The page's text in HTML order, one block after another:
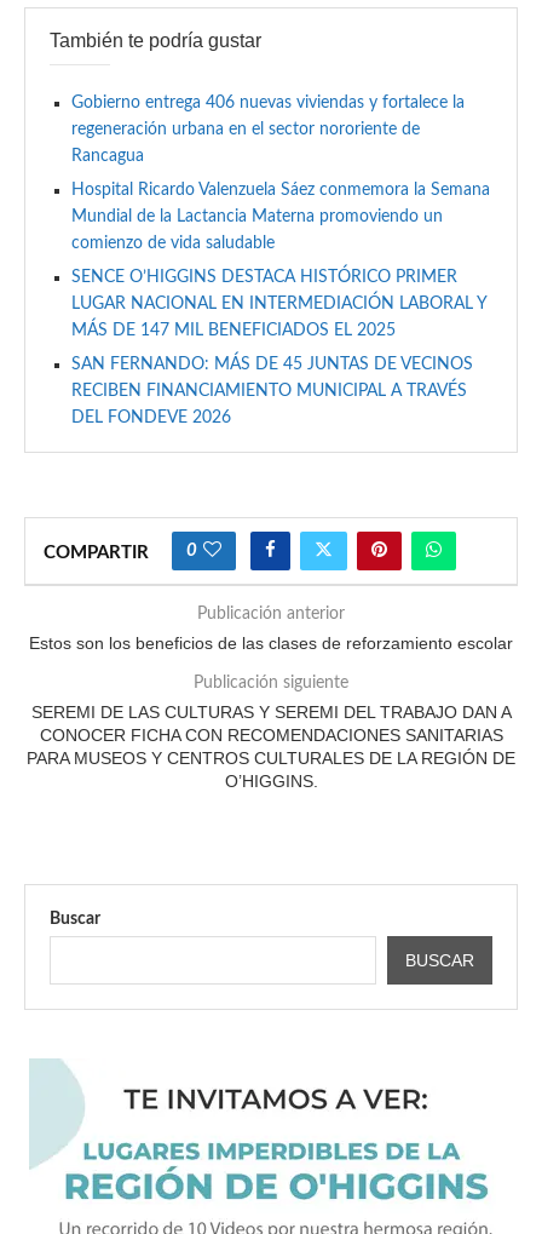
También te podría gustar
Gobierno entrega 406 nuevas viviendas y fortalece la
regeneración urbana en el sector nororiente de
Rancagua
Hospital Ricardo Valenzuela Sáez conmemora la Semana
Mundial de la Lactancia Materna promoviendo un
comienzo de vida saludable
SENCE O’HIGGINS DESTACA HISTÓRICO PRIMER
LUGAR NACIONAL EN INTERMEDIACIÓN LABORAL Y
MÁS DE 147 MIL BENEFICIADOS EL 2025
SAN FERNANDO: MÁS DE 45 JUNTAS DE VECINOS
RECIBEN FINANCIAMIENTO MUNICIPAL A TRAVÉS
DEL FONDEVE 2026
COMPARTIR 0
Publicación anterior
Estos son los beneficios de las clases de reforzamiento escolar
Publicación siguiente
SEREMI DE LAS CULTURAS Y SEREMI DEL TRABAJO DAN A
CONOCER FICHA CON RECOMENDACIONES SANITARIAS
PARA MUSEOS Y CENTROS CULTURALES DE LA REGIÓN DE
O’HIGGINS.
Buscar
BUSCAR